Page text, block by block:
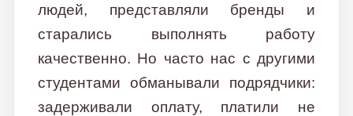
людей, представляли бренды и
старались выполнять работу
качественно. Но часто нас с другими
студентами обманывали подрядчики:
задерживали оплату, платили не